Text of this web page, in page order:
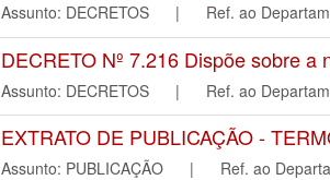
Assunto: DECRETOS | Ref. ao
DECRETO Nº 7.216 Dispõe sobre
Assunto: DECRETOS | Ref. ao
EXTRATO DE PUBLICAÇÃO -
Assunto: PUBLICAÇÃO | Ref. ao